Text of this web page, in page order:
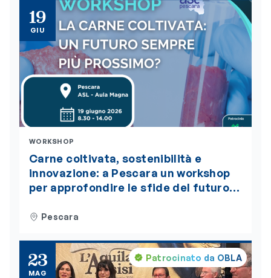
19
GIU
WORKSHOP
Carne coltivata, sostenibilità e
innovazione: a Pescara un workshop
per approfondire le sfide del futuro
ECMPescara
Patrocinato da OBLA
23
MAG